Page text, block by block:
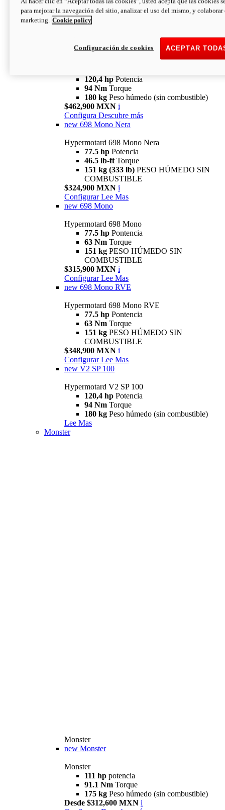
94 NmTorque
180 kgPESO HÚMEDO SIN
COMBUSTIBLE
newV2 SP
120,4 hp Potencia
94 Nm Torque
180 kg Peso húmedo (sin combustible)
$462,900 MXN i
Configura Descubre más
new 698 Mono Nera
Hypermotard 698 Mono Nera
77.5 hp Potencia
46.5 lb-ft Torque
151 kg (333 lb) PESO HÚMEDO SIN
COMBUSTIBLE
$324,900 MXN i
Configurar Lee Mas
new 698 Mono
Hypermotard 698 Mono
77.5 hp Pontencia
63 Nm Torque
151 kg PESO HÚMEDO SIN
COMBUSTIBLE
$315,900 MXN i
Configurar Lee Mas
new 698 Mono RVE
Hypermotard 698 Mono RVE
77.5 hp Pontencia
63 Nm Torque
151 kg PESO HÚMEDO SIN
COMBUSTIBLE
$348,900 MXN i
Configurar Lee Mas
new V2 SP 100
Hypermotard V2 SP 100
120,4 hp Potencia
94 Nm Torque
180 kg Peso húmedo (sin combustible)
Lee Mas
Monster
Monster
new Monster
Monster
111 hp potencia
91.1 Nm Torque
175 kg Peso húmedo (sin combustible)
Desde $312,600 MXN i
para mejorar la navegación del sitio, analizar el uso del mismo, y colaborar
marketing. Cookie policy
ACEPTAR
Configuración de cookies